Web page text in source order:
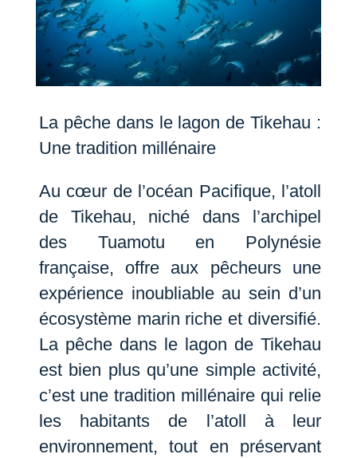
La pêche dans le lagon de Tikehau :
Une tradition millénaire
Au cœur de l’océan Pacifique, l’atoll
de Tikehau, niché dans l’archipel
des Tuamotu en Polynésie
française, offre aux pêcheurs une
expérience inoubliable au sein d’un
écosystème marin riche et diversifié.
La pêche dans le lagon de Tikehau
est bien plus qu’une simple activité,
c’est une tradition millénaire qui relie
les habitants de l’atoll à leur
environnement, tout en préservant